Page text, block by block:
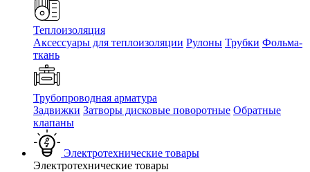
Теплоизоляция
Аксессуары для теплоизоляции Рулоны Трубки Фольма-
ткань
Трубопроводная арматура
Задвижки Затворы дисковые поворотные Обратные
клапаны
Электротехнические товары
Электротехнические товары